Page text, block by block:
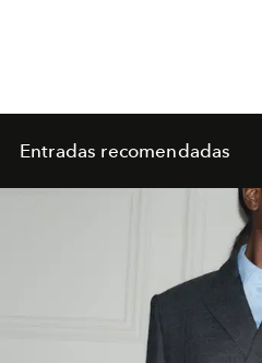
Entradas recomendadas